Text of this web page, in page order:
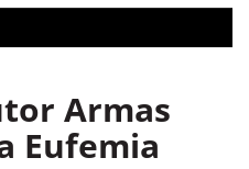
Armas
Eufemia